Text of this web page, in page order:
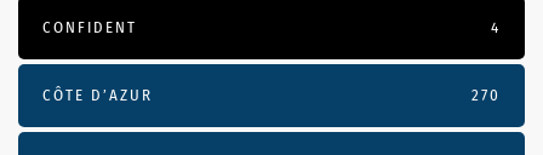
CONFIDENT 4
CÔTE D’AZUR 270